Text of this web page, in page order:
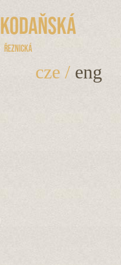
Kodaňská
Řeznická
cze / eng